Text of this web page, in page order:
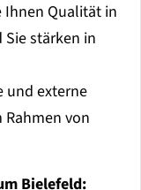
Qualität in
stärken in
und externe
von
Bielefeld: